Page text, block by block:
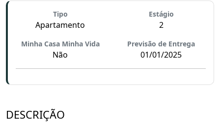
Tipo
Apartamento
Estágio
2
Minha Casa Minha Vida
Não
Previsão de Entrega
01/01/2025
DESCRIÇÃO